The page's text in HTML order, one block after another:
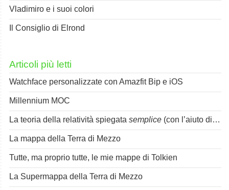
Vladimiro e i suoi colori
Il Consiglio di Elrond
Articoli più letti
Watchface personalizzate con Amazfit Bip e iOS
Millennium MOC
La teoria della relatività spiegata semplice (con l’aiuto di Spok)
La mappa della Terra di Mezzo
Tutte, ma proprio tutte, le mie mappe di Tolkien
La Supermappa della Terra di Mezzo